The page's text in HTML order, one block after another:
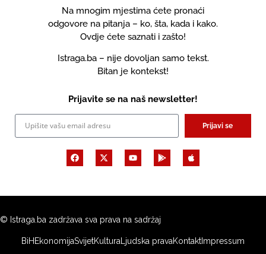
Na mnogim mjestima ćete pronaći
odgovore na pitanja – ko, šta, kada i kako.
Ovdje ćete saznati i zašto!
Istraga.ba – nije dovoljan samo tekst.
Bitan je kontekst!
Prijavite se na naš newsletter!
Prijavi se
© Istraga.ba zadržava sva prava na sadržaj
BiHEkonomijaSvijetKulturaLjudska pravaKontaktImpressum